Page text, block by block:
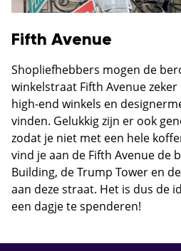
Fifth Avenue
Shopliefhebbers mogen de
winkelstraat Fifth Avenue
high-end winkels en
vinden. Gelukkig zijn er ook
zodat je niet met een hele
vind je aan de Fifth Avenue de
Building, de Trump Tower en
aan deze straat. Het is dus de
een dagje te spenderen!